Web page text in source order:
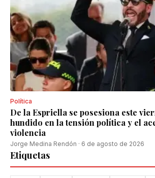
Política
De la Espriella se posesiona este
hundido en la tensión política y el
violencia
Jorge Medina Rendón · 6 de agosto de 2026
Etiquetas